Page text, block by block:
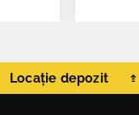
Locație depozit